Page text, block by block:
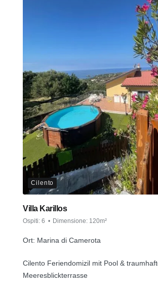
Cilento
Villa Karillos
Ospiti: 6 Dimensione: 120m²
Ort: Marina di Camerota
Cilento Feriendomizil mit Pool &
Meeresblickterrasse